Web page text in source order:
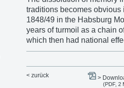
traditions becomes obvious
1848/49 in the Habsburg
years of turmoil as a chain
which then had national
< zurück >
(PDF, 2